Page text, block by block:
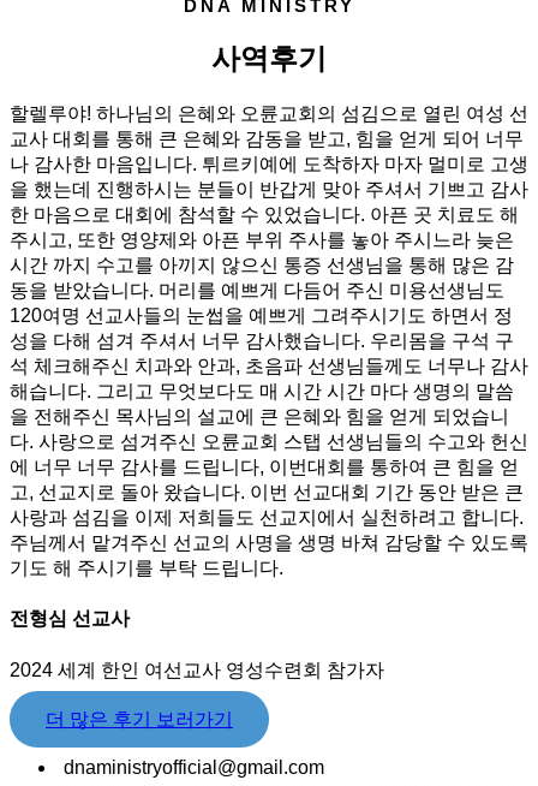
DNA MINISTRY
사역후기
할렐루야! 하나님의 은혜와 오륜교회의 섬김으로 열린 여성 선
교사 대회를 통해 큰 은혜와 감동을 받고, 힘을 얻게 되어 너무
나 감사한 마음입니다. 튀르키예에 도착하자 마자 멀미로 고생
을 했는데 진행하시는 분들이 반갑게 맞아 주셔서 기쁘고 감사
한 마음으로 대회에 참석할 수 있었습니다. 아픈 곳 치료도 해
주시고, 또한 영양제와 아픈 부위 주사를 놓아 주시느라 늦은
시간 까지 수고를 아끼지 않으신 통증 선생님을 통해 많은 감
동을 받았습니다. 머리를 예쁘게 다듬어 주신 미용선생님도
120여명 선교사들의 눈썹을 예쁘게 그려주시기도 하면서 정
성을 다해 섬겨 주셔서 너무 감사했습니다. 우리몸을 구석 구
석 체크해주신 치과와 안과, 초음파 선생님들께도 너무나 감사
해습니다. 그리고 무엇보다도 매 시간 시간 마다 생명의 말씀
을 전해주신 목사님의 설교에 큰 은혜와 힘을 얻게 되었습니
다. 사랑으로 섬겨주신 오륜교회 스탭 선생님들의 수고와 헌신
에 너무 너무 감사를 드립니다, 이번대회를 통하여 큰 힘을 얻
고, 선교지로 돌아 왔습니다. 이번 선교대회 기간 동안 받은 큰
사랑과 섬김을 이제 저희들도 선교지에서 실천하려고 합니다.
주님께서 맡겨주신 선교의 사명을 생명 바쳐 감당할 수 있도록
기도 해 주시기를 부탁 드립니다.
전형심 선교사
2024 세계 한인 여선교사 영성수련회 참가자
더 많은 후기 보러가기
dnaministryofficial@gmail.com